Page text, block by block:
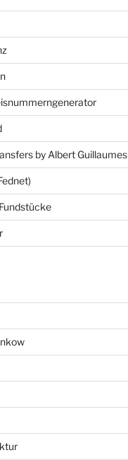
by Albert Guillaumes